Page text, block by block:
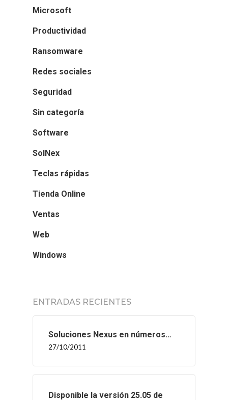
Microsoft
Productividad
Ransomware
Redes sociales
Seguridad
Sin categoría
Software
SolNex
Teclas rápidas
Tienda Online
Ventas
Web
Windows
ENTRADAS RECIENTES
Soluciones Nexus en números…
27/10/2011
Disponible la versión 25.05 de